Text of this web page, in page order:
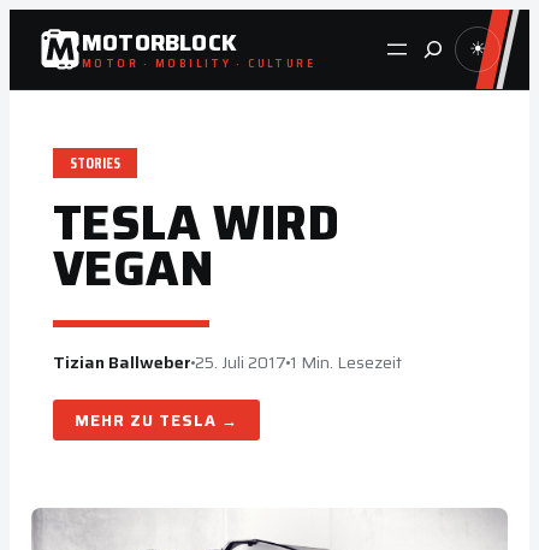
Zum
Inhalt
springen
MOTORBLOCK
MOTOR · MOBILITY · CULTURE Suche ☀
STORIES
TESLA WIRD
VEGAN
Tizian Ballweber25. Juli 2017 1 Min. Lesezeit
TESLA